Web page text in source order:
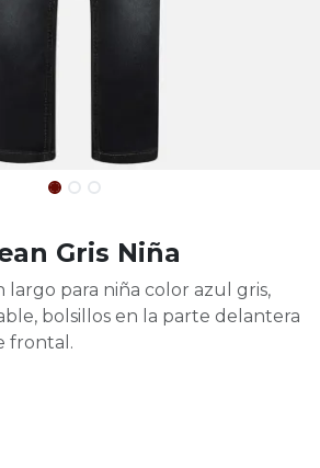
Gris Niña
largo para niña color azul gris,
bolsillos en la parte delantera
frontal.